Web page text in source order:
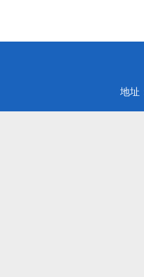
地址